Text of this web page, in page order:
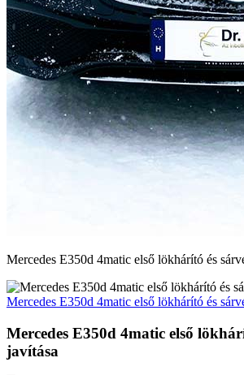
Mercedes E350d 4matic első lökhárító és
Mercedes E350d 4matic első lökhárító és
Mercedes E350d 4matic első
javítása